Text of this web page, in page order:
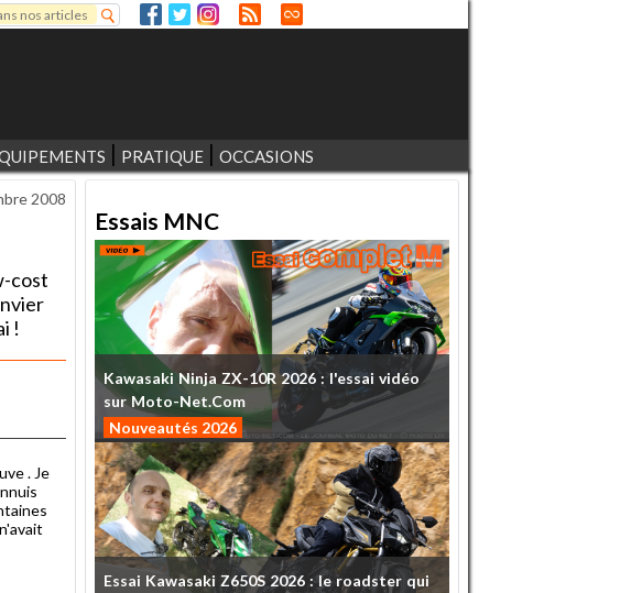
de recherche
PRATIQUE OCCASIONS
2008
cost
!
. Je
Essais MNC
Kawasaki Ninja ZX-10R 2026 : l'essai vidéo
sur Moto-Net.Com
Nouveautés 2026
Essai Kawasaki Z650S 2026 : le roadster qui